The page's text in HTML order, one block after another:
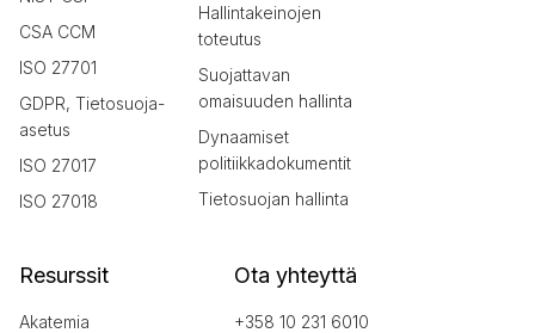
CSA CCM
ISO 27701
GDPR, Tietosuoja-
asetus
ISO 27017
ISO 27018
Hallintakeinojen
toteutus
Suojattavan
omaisuuden hallinta
Dynaamiset
politiikkadokumentit
Tietosuojan hallinta
Resurssit
Akatemia
Ota yhteyttä
+358 10 231 6010